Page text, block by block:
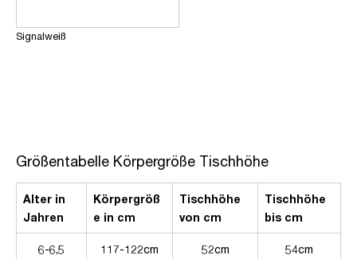
Signalweiß
Größentabelle Körpergröße Tischhöhe
Alter in
Jahren
Körpergröß
e in cm
Tischhöhe
von cm
Tischhöhe
bis cm
6-6,5
117-122cm 52cm 54cm